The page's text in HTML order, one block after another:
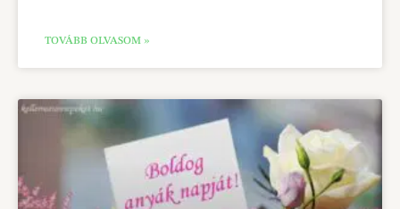
TOVÁBB OLVASOM »